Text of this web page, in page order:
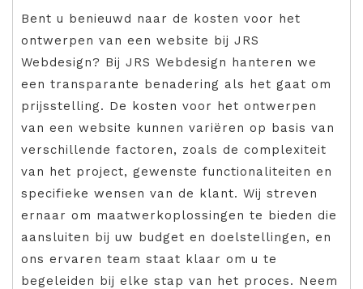
Bent u benieuwd naar de kosten voor het
ontwerpen van een website bij JRS
Webdesign? Bij JRS Webdesign hanteren we
een transparante benadering als het gaat om
prijsstelling. De kosten voor het ontwerpen
van een website kunnen variëren op basis van
verschillende factoren, zoals de complexiteit
van het project, gewenste functionaliteiten en
specifieke wensen van de klant. Wij streven
ernaar om maatwerkoplossingen te bieden die
aansluiten bij uw budget en doelstellingen, en
ons ervaren team staat klaar om u te
begeleiden bij elke stap van het proces. Neem